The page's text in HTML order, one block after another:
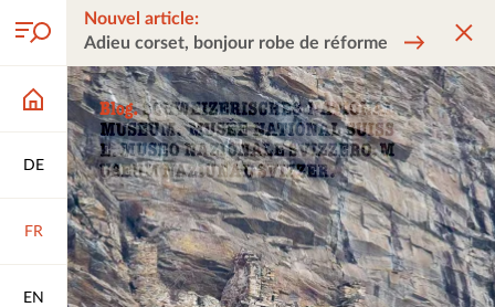
DE
FR
EN
Nouvel article:
Adieu corset, bonjour robe de réforme